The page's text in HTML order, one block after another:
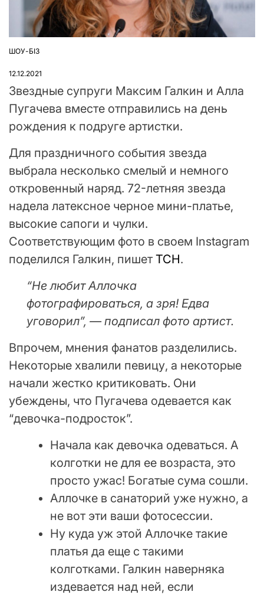
ОПУБЛІКУВАТИ
ШОУ-БІЗ
12.12.2021
Звездные супруги Максим Галкин и Алла
Пугачева вместе отправились на день
рождения к подруге артистки.
Для праздничного события звезда
выбрала несколько смелый и немного
откровенный наряд. 72-летняя звезда
надела латексное черное мини-платье,
высокие сапоги и чулки.
Соответствующим фото в своем Instagram
поделился Галкин, пишет ТСН.
“Не любит Аллочка
фотографироваться, а зря! Едва
уговорил”, — подписал фото артист.
Впрочем, мнения фанатов разделились.
Некоторые хвалили певицу, а некоторые
начали жестко критиковать. Они
убеждены, что Пугачева одевается как
“девочка-подросток”.
Начала как девочка одеваться. А
колготки не для ее возраста, это
просто ужас! Богатые сума сошли.
Аллочке в санаторий уже нужно, а
не вот эти ваши фотосессии.
Ну куда уж этой Аллочке такие
платья да еще с такими
колготками. Галкин наверняка
издевается над ней, если